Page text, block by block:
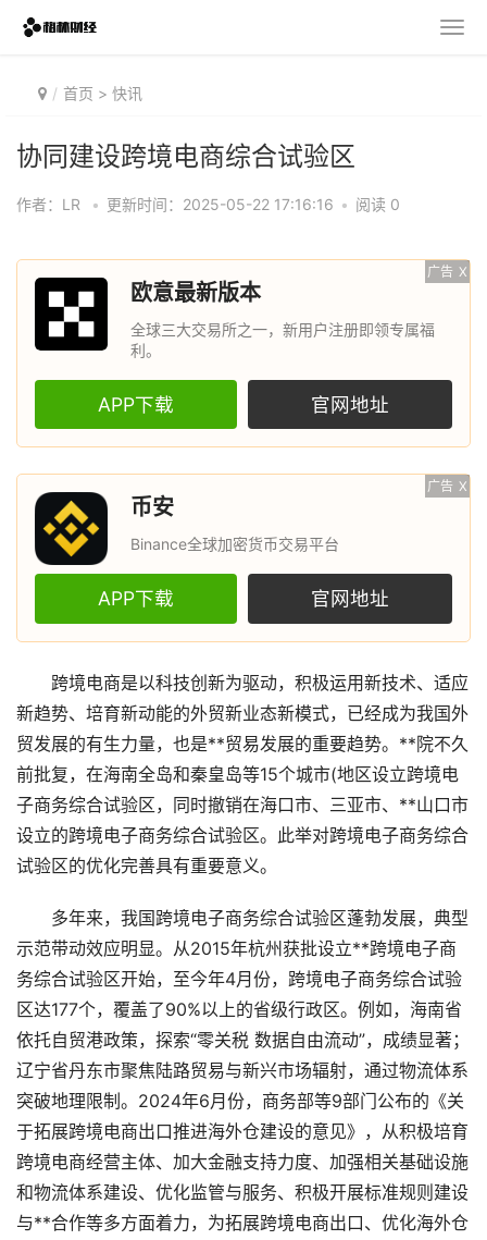
首页 > 快讯
协同建设跨境电商综合试验区
作者：LR • 更新时间：2025-05-22 17:16:16 • 阅读 0
广告 X
欧意最新版本
全球三大交易所之一，新用户注册即领专属福
利。
APP下载 官网地址
广告 X
币安
Binance全球加密货币交易平台
APP下载 官网地址
跨境电商是以科技创新为驱动，积极运用新技术、适应
新趋势、培育新动能的外贸新业态新模式，已经成为我国外
贸发展的有生力量，也是**贸易发展的重要趋势。**院不久
前批复，在海南全岛和秦皇岛等15个城市(地区设立跨境电
子商务综合试验区，同时撤销在海口市、三亚市、**山口市
设立的跨境电子商务综合试验区。此举对跨境电子商务综合
试验区的优化完善具有重要意义。
多年来，我国跨境电子商务综合试验区蓬勃发展，典型
示范带动效应明显。从2015年杭州获批设立**跨境电子商
务综合试验区开始，至今年4月份，跨境电子商务综合试验
区达177个，覆盖了90%以上的省级行政区。例如，海南省
依托自贸港政策，探索“零关税 数据自由流动”，成绩显著；
辽宁省丹东市聚焦陆路贸易与新兴市场辐射，通过物流体系
突破地理限制。2024年6月份，商务部等9部门公布的《关
于拓展跨境电商出口推进海外仓建设的意见》，从积极培育
跨境电商经营主体、加大金融支持力度、加强相关基础设施
和物流体系建设、优化监管与服务、积极开展标准规则建设
与**合作等多方面着力，为拓展跨境电商出口、优化海外仓